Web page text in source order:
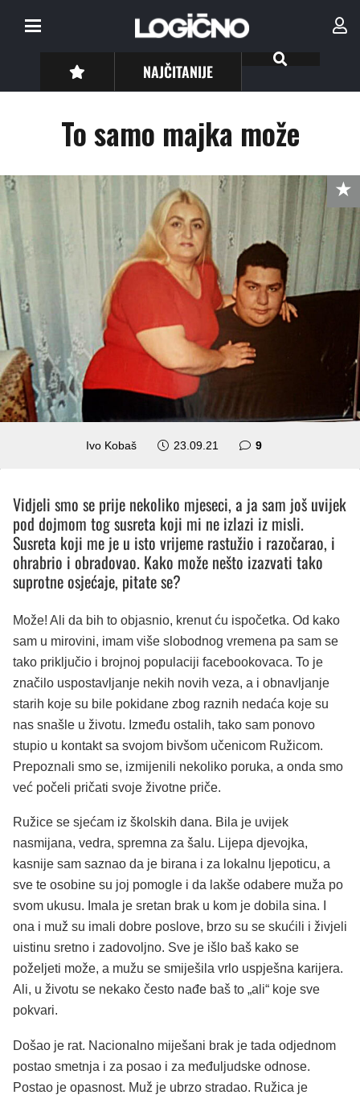
NAJČITANIJE
To samo majka može
Ivo Kobaš 23.09.21 9komentara
Vidjeli smo se prije nekoliko mjeseci, a ja sam još uvijek
pod dojmom tog susreta koji mi ne izlazi iz misli.
Susreta koji me je u isto vrijeme rastužio i razočarao, i
ohrabrio i obradovao. Kako može nešto izazvati tako
suprotne osjećaje, pitate se?
Može! Ali da bih to objasnio, krenut ću ispočetka. Od kako
sam u mirovini, imam više slobodnog vremena pa sam se
tako priključio i brojnoj populaciji facebookovaca. To je
značilo uspostavljanje nekih novih veza, a i obnavljanje
starih koje su bile pokidane zbog raznih nedaća koje su
nas snašle u životu. Između ostalih, tako sam ponovo
stupio u kontakt sa svojom bivšom učenicom Ružicom.
Prepoznali smo se, izmijenili nekoliko poruka, a onda smo
već počeli pričati svoje životne priče.
Ružice se sjećam iz školskih dana. Bila je uvijek
nasmijana, vedra, spremna za šalu. Lijepa djevojka,
kasnije sam saznao da je birana i za lokalnu ljepoticu, a
sve te osobine su joj pomogle i da lakše odabere muža po
svom ukusu. Imala je sretan brak u kom je dobila sina. I
ona i muž su imali dobre poslove, brzo su se skućili i živjeli
uistinu sretno i zadovoljno. Sve je išlo baš kako se
poželjeti može, a mužu se smiješila vrlo uspješna karijera.
Ali, u životu se nekako često nađe baš to „ali“ koje sve
pokvari.
Došao je rat. Nacionalno miješani brak je tada odjednom
postao smetnja i za posao i za međuljudske odnose.
Postao je opasnost. Muž je ubrzo stradao. Ružica je